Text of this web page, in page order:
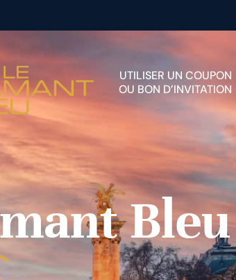
UTILISER UN COUPON
OU BON D’INVITATION
Bleu